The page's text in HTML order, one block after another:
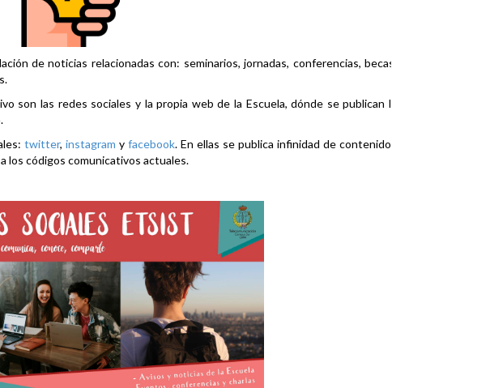
de noticias relacionadas con: seminarios, jornadas, conferencias, becas,
son las redes sociales y la propia web de la Escuela, dónde se publican la
twitter, instagram y facebook. En ellas se publica infinidad de contenidos
los códigos comunicativos actuales.